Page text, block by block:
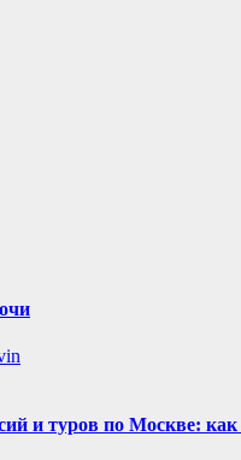
и туров по Москве: как